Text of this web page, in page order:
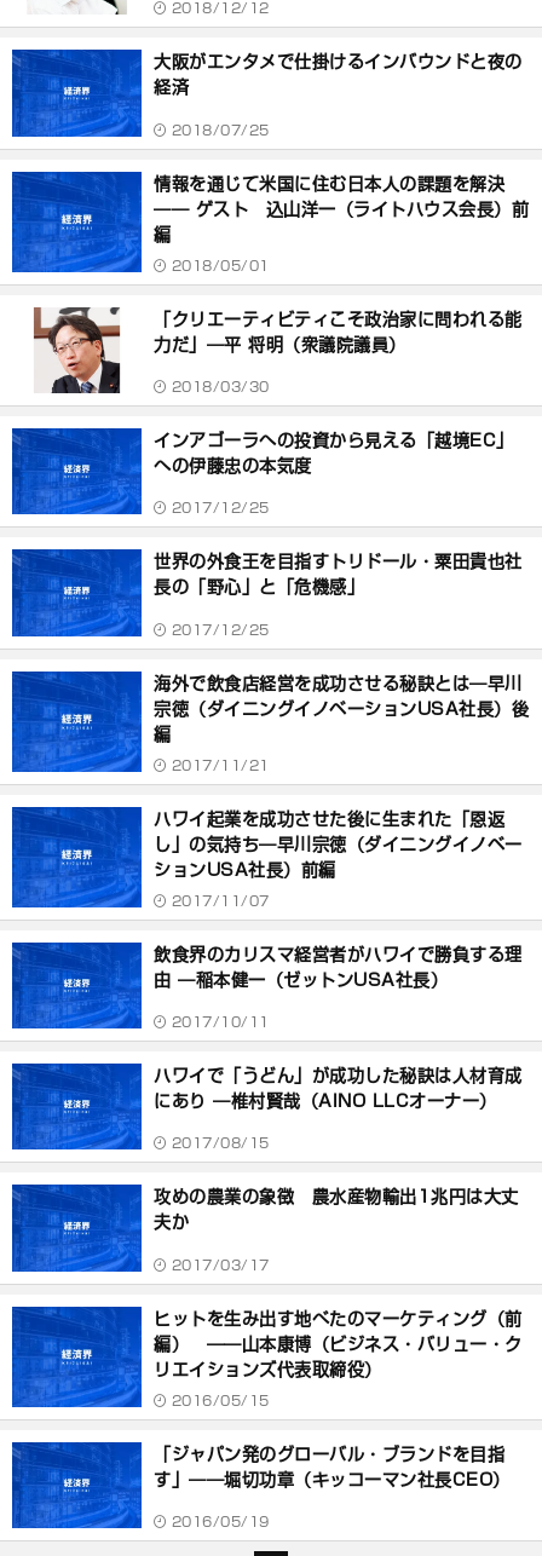
2018/12/12
大阪がエンタメで仕掛けるインバウンドと夜の
経済
2018/07/25
情報を通じて米国に住む日本人の課題を解決
―― ゲスト 込山洋一（ライトハウス会長）前
編
2018/05/01
「クリエーティビティこそ政治家に問われる能
力だ」―平 将明（衆議院議員）
2018/03/30
インアゴーラへの投資から見える「越境EC」
への伊藤忠の本気度
2017/12/25
世界の外食王を目指すトリドール・粟田貴也社
長の「野心」と「危機感」
2017/12/25
海外で飲食店経営を成功させる秘訣とは―早川
宗徳（ダイニングイノベーションUSA社長）後
編
2017/11/21
ハワイ起業を成功させた後に生まれた「恩返
し」の気持ち―早川宗徳（ダイニングイノベー
ションUSA社長）前編
2017/11/07
飲食界のカリスマ経営者がハワイで勝負する理
由 ―稲本健一（ゼットンUSA社長）
2017/10/11
ハワイで「うどん」が成功した秘訣は人材育成
にあり ―椎村賢哉（AINO LLCオーナー）
2017/08/15
攻めの農業の象徴 農水産物輸出1兆円は大丈
夫か
2017/03/17
ヒットを生み出す地べたのマーケティング（前
編） ――山本康博（ビジネス・バリュー・ク
リエイションズ代表取締役）
2016/05/15
「ジャパン発のグローバル・ブランドを目指
す」――堀切功章（キッコーマン社長CEO）
2016/05/19